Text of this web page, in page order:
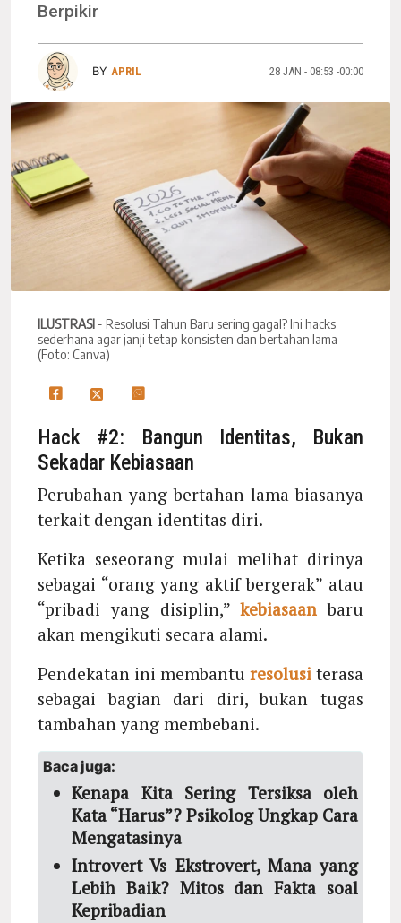
Berpikir
BY APRIL 28 JAN - 08:53 -00:00
ILUSTRASI - Resolusi Tahun Baru sering gagal? Ini hacks
sederhana agar janji tetap konsisten dan bertahan lama
(Foto: Canva)
Hack #2: Bangun Identitas, Bukan
Sekadar Kebiasaan
Perubahan yang bertahan lama biasanya
terkait dengan identitas diri.
Ketika seseorang mulai melihat dirinya
sebagai “orang yang aktif bergerak” atau
“pribadi yang disiplin,”kebiasaan baru
akan mengikuti secara alami.
Pendekatan ini membantu resolusi terasa
sebagai bagian dari diri, bukan tugas
tambahan yang membebani.
Baca juga:
Kenapa Kita Sering Tersiksa oleh
Kata “Harus”? Psikolog Ungkap Cara
Mengatasinya
Introvert Vs Ekstrovert, Mana yang
Lebih Baik? Mitos dan Fakta soal
Kepribadian